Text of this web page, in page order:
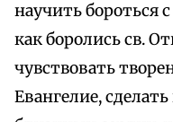
научить бороться
как боролись св.
чувствовать
Евангелие,